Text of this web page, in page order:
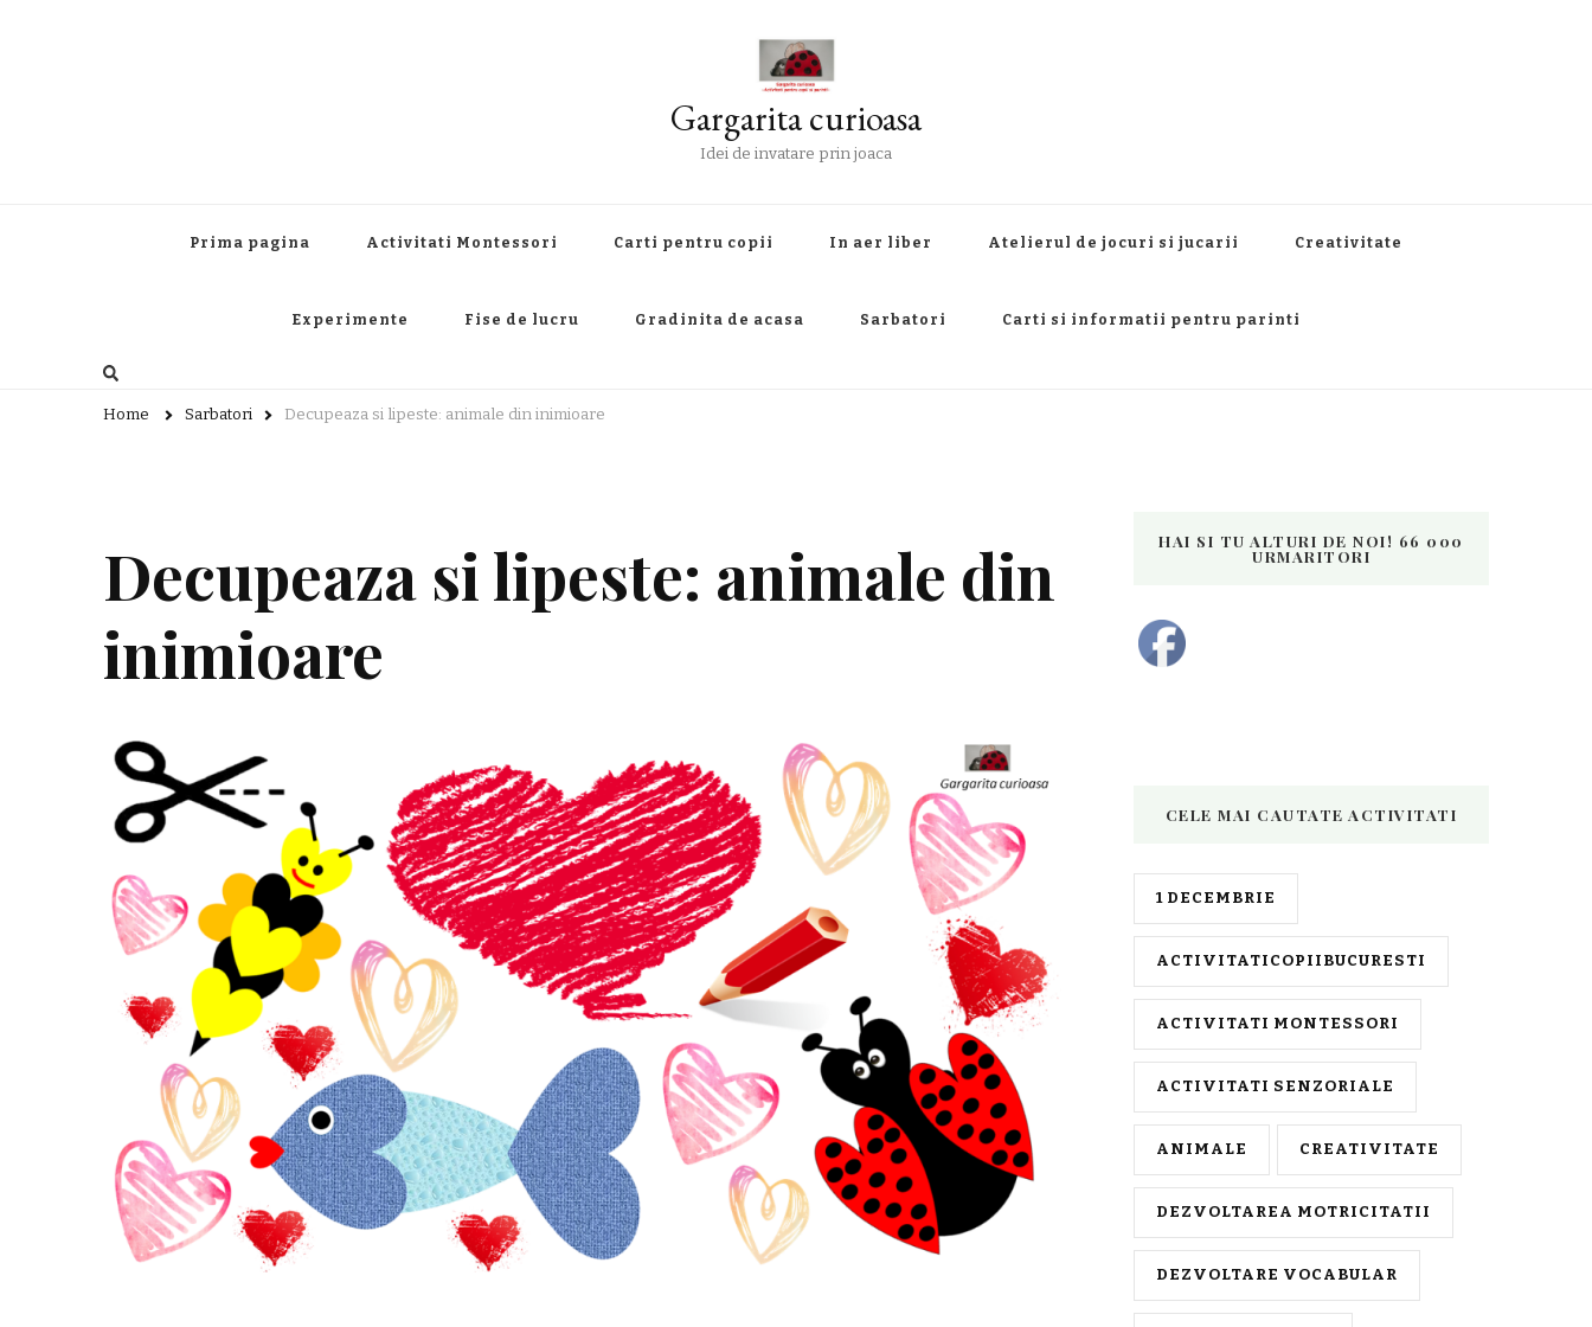
Gargarita curioasa
Idei de invatare prin joaca
Prima pagina Activitati Montessori Carti pentru copii In aer liber Atelierul de jocuri si jucarii Creativitate
Experimente Fise de lucru Gradinita de acasa Sarbatori Carti si informatii pentru parinti
Home Sarbatori Decupeaza si lipeste: animale din inimioare
Decupeaza si lipeste: animale din
inimioare
HAI SI TU ALTURI DE NOI! 66 000
URMARITORI
CELE MAI CAUTATE ACTIVITATI
1 DECEMBRIE
ACTIVITATICOPIIBUCURESTI
ACTIVITATI MONTESSORI
ACTIVITATI SENZORIALE
ANIMALE CREATIVITATE
DEZVOLTAREA MOTRICITATII
DEZVOLTARE VOCABULAR